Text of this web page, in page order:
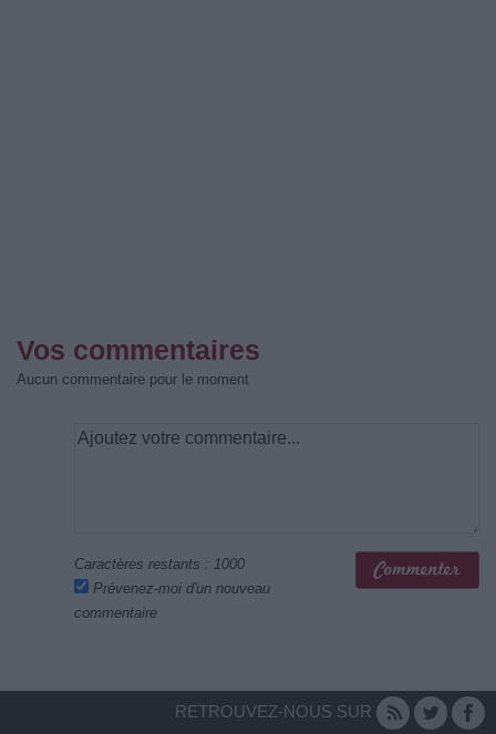
Vos commentaires
Aucun commentaire pour le moment
Caractères restants : 1000
Prévenez-moi d'un nouveau
commentaire
RETROUVEZ-NOUS SUR